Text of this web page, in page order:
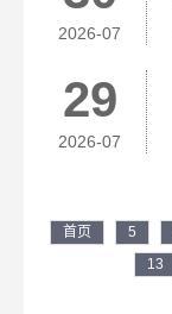
2026-07
29
2026-07
首页 5
13